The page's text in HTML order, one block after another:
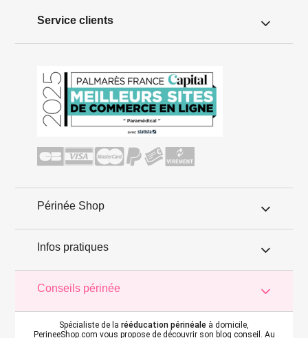
Service clients
Périnée Shop
Infos pratiques
Conseils périnée
Spécialiste de la rééducation périnéale à domicile,
PerineeShop.com vous propose de découvrir son blog conseil. Au